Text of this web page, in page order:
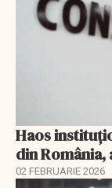
Haos
din România,
02 FEBRUARIE 2026